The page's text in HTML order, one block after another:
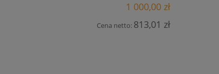
1 000,00 zł
Cena netto: 813,01 zł